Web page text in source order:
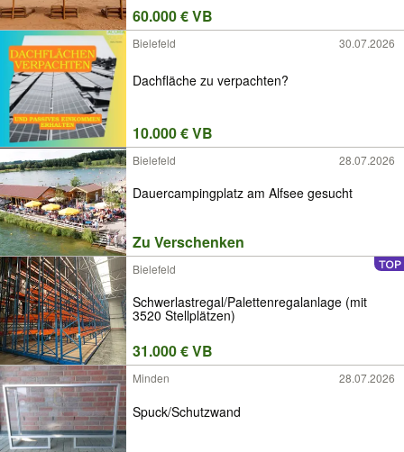
60.000 € VB
Bielefeld 30.07.2026
Dachfläche zu verpachten?
10.000 € VB
Bielefeld 28.07.2026
Dauercampingplatz am Alfsee gesucht
Zu Verschenken
Bielefeld
Schwerlastregal/Palettenregalanlage (mit
3520 Stellplätzen)
31.000 € VB
Minden 28.07.2026
Spuck/Schutzwand